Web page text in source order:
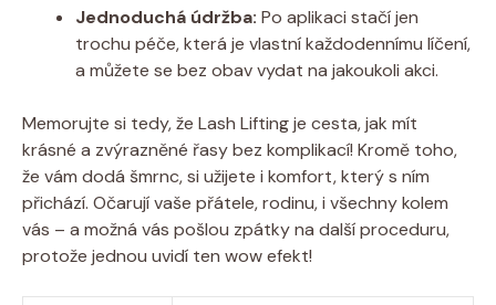
Jednoduchá údržba: Po aplikaci stačí jen
trochu péče, která je vlastní každodennímu líčení,
a můžete se bez obav vydat na jakoukoli akci.
Memorujte si tedy, že Lash Lifting je cesta, jak mít
krásné a zvýrazněné řasy bez komplikací! Kromě toho,
že vám dodá šmrnc, si užijete i komfort, který s ním
přichází. Očarují vaše přátele, rodinu, i všechny kolem
vás – a možná vás pošlou zpátky na další proceduru,
protože jednou uvidí ten wow efekt!